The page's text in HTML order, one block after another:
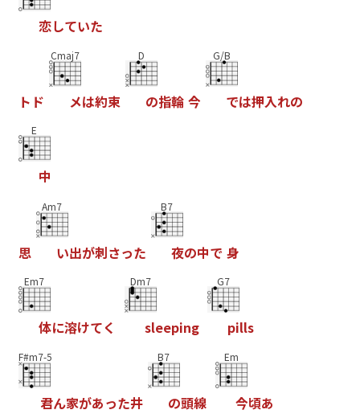
恋していた
ト ド
Cmaj7
メは約束
D
の指輪 今
G/B
では押入れの
E
中
思
Am7
い出が刺さった
B7
夜の中で 身
Em7
体に溶けてく
Dm7
sleeping
G7
pills
F#m7-5
君ん家があった井
B7
の頭線
Em
今頃あ